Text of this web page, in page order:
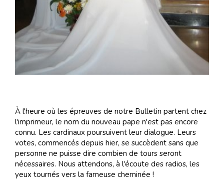
À l'heure où les épreuves de notre Bulletin partent chez
l'imprimeur, le nom du nouveau pape n'est pas encore
connu. Les cardinaux poursuivent leur dialogue. Leurs
votes, commencés depuis hier, se succèdent sans que
personne ne puisse dire combien de tours seront
nécessaires. Nous attendons, à l'écoute des radios, les
yeux tournés vers la fameuse cheminée !